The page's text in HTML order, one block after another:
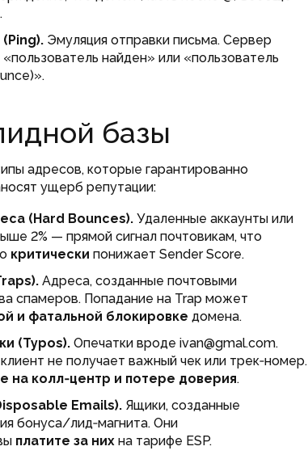
Эмуляция отправки письма. Сервер
найден» или «пользователь
базы
адресов, которые гарантированно
ущерб репутации:
(Hard Bounces). Удаленные аккаунты или
2% — прямой сигнал почтовикам, что
критически понижает Sender Score.
Адреса, созданные почтовыми
спамеров. Попадание на Trap может
и фатальной блокировке домена.
(Typos). Опечатки вроде ivan@gmal.com.
не получает важный чек или трек‑номер.
на колл‑центр и потере доверия.
Emails). Ящики, созданные
бонуса/лид‑магнита. Они
платите за них на тарифе ESP.